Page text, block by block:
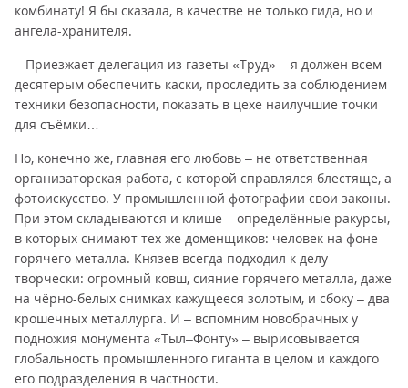
комбинату! Я бы сказала, в качестве не только гида, но и
ангела-хранителя.
– Приезжает делегация из газеты «Труд» – я должен всем
десятерым обеспечить каски, проследить за соблюдением
техники безопасности, показать в цехе наилучшие точки
для съёмки…
Но, конечно же, главная его любовь – не ответственная
организаторская работа, с которой справлялся блестяще, а
фотоискусство. У промышленной фотографии свои законы.
При этом складываются и клише – определённые ракурсы,
в которых снимают тех же доменщиков: человек на фоне
горячего металла. Князев всегда подходил к делу
творчески: огромный ковш, сияние горячего металла, даже
на чёрно-белых снимках кажущееся золотым, и сбоку – два
крошечных металлурга. И – вспомним новобрачных у
подножия монумента «Тыл–Фонту» – вырисовывается
глобальность промышленного гиганта в целом и каждого
его подразделения в частности.